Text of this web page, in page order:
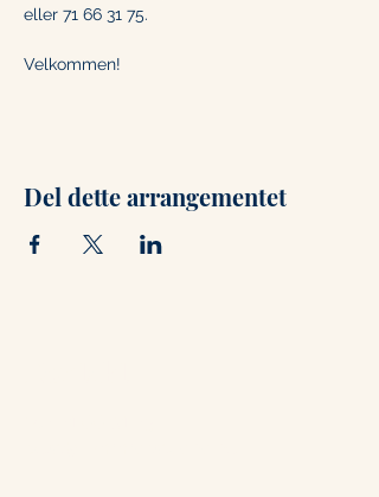
eller 71 66 31 75.
Velkommen!
Del dette arrangementet